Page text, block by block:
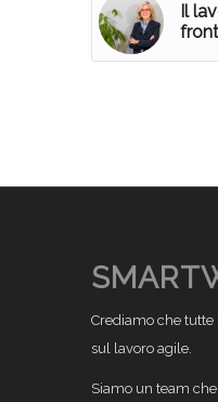
Il
Crediamo che
sul lavoro agile.
Siamo un team